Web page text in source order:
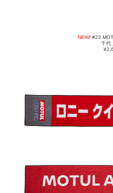
NEW! #23
千代